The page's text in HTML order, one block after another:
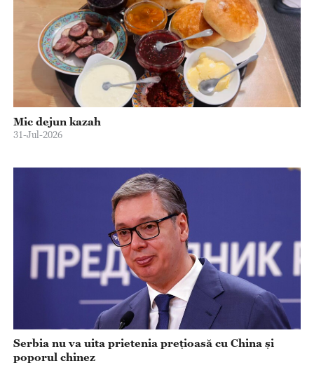
Mic dejun kazah
31-Jul-2026
Serbia nu va uita prietenia prețioasă cu China și
poporul chinez